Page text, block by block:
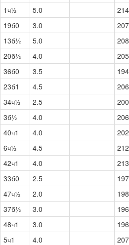
1ч½ 5.0
19б0 3.0
13б½ 5.0
20б½ 4.0
36б0 3.5
23б1 4.5
34ч½ 2.5
3б½ 4.0
40ч1 4.0
6ч½ 4.5
42ч1 4.0
33б0 2.5
47ч½ 2.0
37б½ 3.0
48ч1 3.0
5ч1 4.0